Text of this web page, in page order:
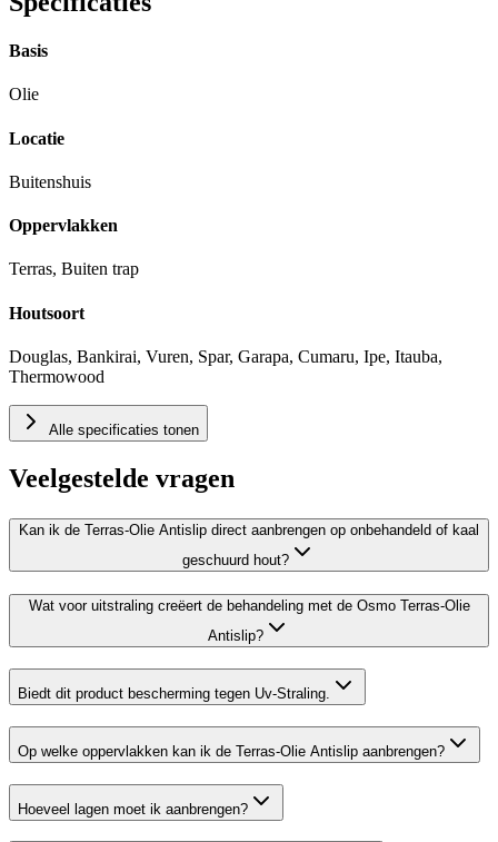
Basis
Olie
Locatie
Buitenshuis
Oppervlakken
Terras, Buiten trap
Houtsoort
Douglas, Bankirai, Vuren, Spar, Garapa, Cumaru, Ipe, Itauba,
Thermowood
Alle specificaties tonen
Veelgestelde vragen
Kan ik de Terras-Olie Antislip direct aanbrengen op onbehandeld of kaal
geschuurd hout?
Wat voor uitstraling creëert de behandeling met de Osmo Terras-Olie
Antislip?
Biedt dit product bescherming tegen Uv-Straling.
Op welke oppervlakken kan ik de Terras-Olie Antislip aanbrengen?
Hoeveel lagen moet ik aanbrengen?